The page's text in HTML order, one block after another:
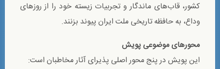
کشور، قاب‌های ماندگار و تجربیات زیسته خود را از روزهای
وداع، به حافظه تاریخی ملت ایران پیوند بزنند.
محورهای موضوعی پویش
این پویش در پنج محور اصلی پذیرای آثار مخاطبان است: